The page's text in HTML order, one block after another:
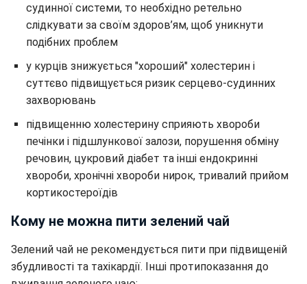
судинної системи, то необхідно ретельно
слідкувати за своїм здоров’ям, щоб уникнути
подібних проблем
у курців знижується "хороший" холестерин і
суттєво підвищується ризик серцево-судинних
захворювань
підвищенню холестерину сприяють хвороби
печінки і підшлункової залози, порушення обміну
речовин, цукровий діабет та інші ендокринні
хвороби, хронічні хвороби нирок, тривалий прийом
кортикостероїдів
Кому не можна пити зелений чай
Зелений чай не рекомендується пити при підвищеній
збудливості та тахікардії. Інші протипоказання до